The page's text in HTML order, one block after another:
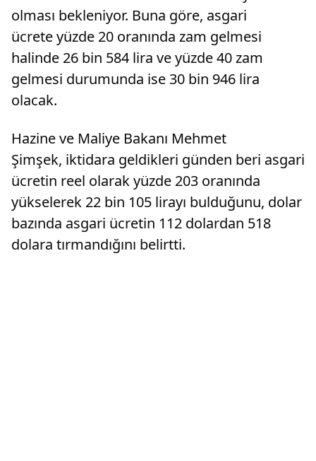
olması bekleniyor. Buna göre, asgari
ücrete yüzde 20 oranında zam gelmesi
halinde 26 bin 584 lira ve yüzde 40 zam
gelmesi durumunda ise 30 bin 946 lira
olacak.
Hazine ve Maliye Bakanı Mehmet
Şimşek, iktidara geldikleri günden beri asgari
ücretin reel olarak yüzde 203 oranında
yükselerek 22 bin 105 lirayı bulduğunu, dolar
bazında asgari ücretin 112 dolardan 518
dolara tırmandığını belirtti.